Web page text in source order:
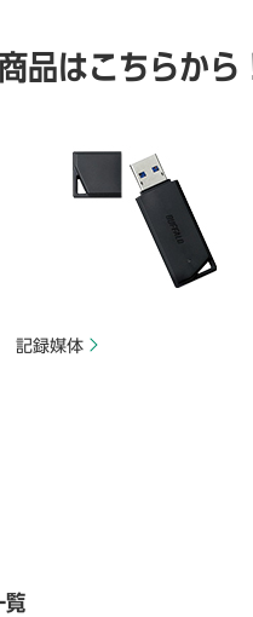
品はこちらから
記録媒体
覧